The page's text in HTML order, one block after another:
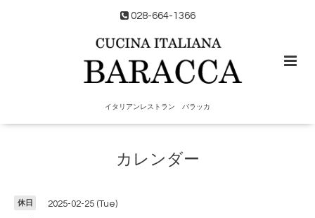
028-664-1366
イタリアンレストラン バラッカ
カレンダー
休日 2025-02-25 (Tue)